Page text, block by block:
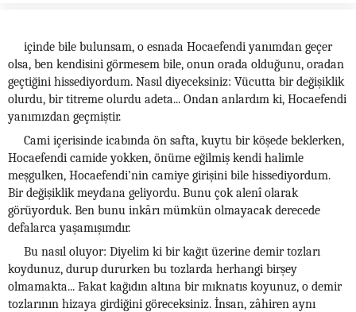
içinde bile bulunsam, o esnada Hocaefendi yanımdan geçer
olsa, ben kendisini görmesem bile, onun orada olduğunu, oradan
geçtiğini hissediyordum. Nasıl diyeceksiniz: Vücutta bir değişiklik
olurdu, bir titreme olurdu adeta... Ondan anlardım ki, Hocaefendi
yanımızdan geçmiştir.
Cami içerisinde icabında ön safta, kuytu bir köşede beklerken,
Hocaefendi camide yokken, önüme eğilmiş kendi halimle
meşgulken, Hocaefendi’nin camiye girişini bile hissediyordum.
Bir değişiklik meydana geliyordu. Bunu çok alenî olarak
görüyorduk. Ben bunu inkârı mümkün olmayacak derecede
defalarca yaşamışımdır.
Bu nasıl oluyor: Diyelim ki bir kağıt üzerine demir tozları
koydunuz, durup dururken bu tozlarda herhangi birşey
olmamakta... Fakat kağıdın altına bir mıknatıs koyunuz, o demir
tozlarının hizaya girdiğini göreceksiniz. İnsan, zâhiren aynı